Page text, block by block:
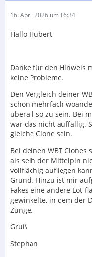
16. April 2026 um 16:34
Hallo Hubert
Danke für den Hinweis
keine Probleme.
Den Vergleich deiner
schon mehrfach
überall so zu sein. Bei
war das nicht auffällig.
gleiche Clone sein.
Bei deinen WBT Clones
als seih der Mittelpin
vollflächig aufliegen
Grund. Hinzu ist mir
Fakes eine andere Löt-
gewinkelte, in dem der
Zunge.
Gruß
Stephan